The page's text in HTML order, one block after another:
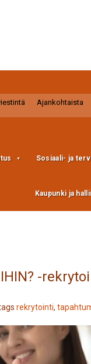
Ajankohtaista
Sosiaali- ja
Kaupunki ja
-
rekrytointi,